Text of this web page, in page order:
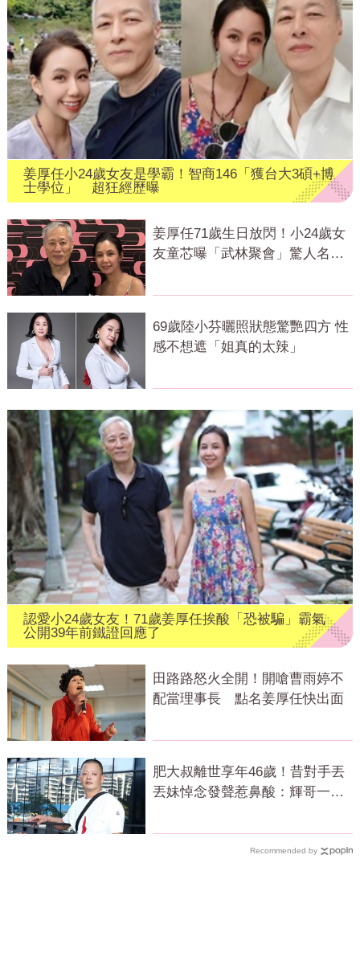
姜厚任小24歲女友是學霸！智商146「獲台大3碩+博
士學位」 超狂經歷曝
姜厚任71歲生日放閃！小24歲女
友童芯曝「武林聚會」驚人名單
69歲陸小芬曬照狀態驚艷四方 性
感不想遮「姐真的太辣」
認愛小24歲女友！71歲姜厚任挨酸「恐被騙」霸氣
公開39年前鐵證回應了
田路路怒火全開！開嗆曹雨婷不
配當理事長 點名姜厚任快出面
肥大叔離世享年46歲！昔對手丟
丟妹悼念發聲惹鼻酸：輝哥一路
Recommended by